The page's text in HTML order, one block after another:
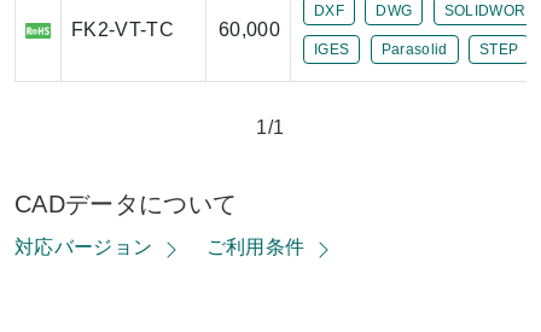
FK2-VT-TC 60,000
DXF DWG
IGES Parasolid STEP
1/1
CADデータについて
対応バージョン ご利用条件